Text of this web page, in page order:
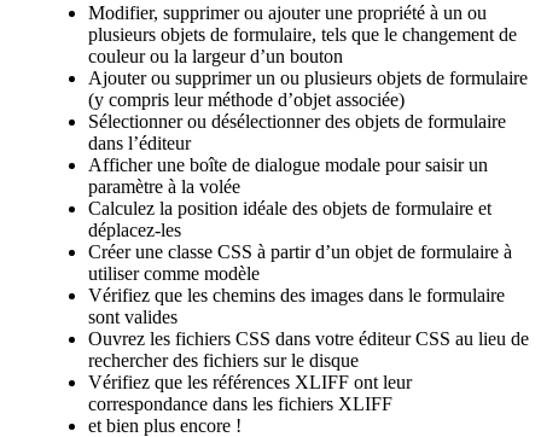
Modifier, supprimer ou ajouter une propriété à un ou
plusieurs objets de formulaire, tels que le changement de
couleur ou la largeur d’un bouton
Ajouter ou supprimer un ou plusieurs objets de formulaire
(y compris leur méthode d’objet associée)
Sélectionner ou désélectionner des objets de formulaire
dans l’éditeur
Afficher une boîte de dialogue modale pour saisir un
paramètre à la volée
Calculez la position idéale des objets de formulaire et
déplacez-les
Créer une classe CSS à partir d’un objet de formulaire à
utiliser comme modèle
Vérifiez que les chemins des images dans le formulaire
sont valides
Ouvrez les fichiers CSS dans votre éditeur CSS au lieu de
rechercher des fichiers sur le disque
Vérifiez que les références XLIFF ont leur
correspondance dans les fichiers XLIFF
et bien plus encore !